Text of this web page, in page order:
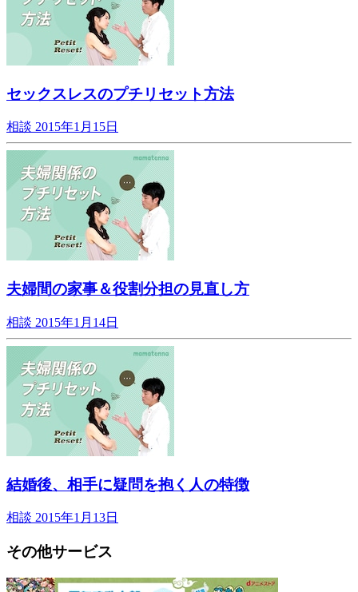
セックスレスのプチリセット方法
相談 2015年1月15日
夫婦間の家事＆役割分担の見直し方
相談 2015年1月14日
結婚後、相手に疑問を抱く人の特徴
相談 2015年1月13日
その他サービス